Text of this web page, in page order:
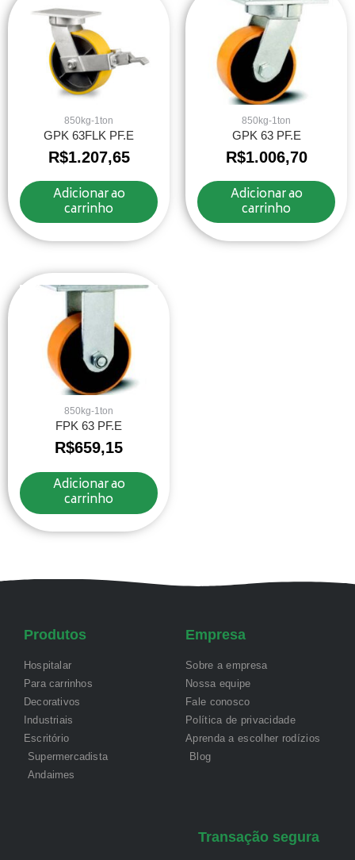
850kg-1ton
GPK 63FLK PF.E
R$1.207,65
Adicionar ao
carrinho
850kg-1ton
GPK 63 PF.E
R$1.006,70
Adicionar ao
carrinho
850kg-1ton
FPK 63 PF.E
R$659,15
Adicionar ao
carrinho
Produtos
Hospitalar
Para carrinhos
Decorativos
Industriais
Escritório
Supermercadista
Andaimes
Empresa
Sobre a empresa
Nossa equipe
Fale conosco
Política de privacidade
Aprenda a escolher rodízios
Blog
Transação segura